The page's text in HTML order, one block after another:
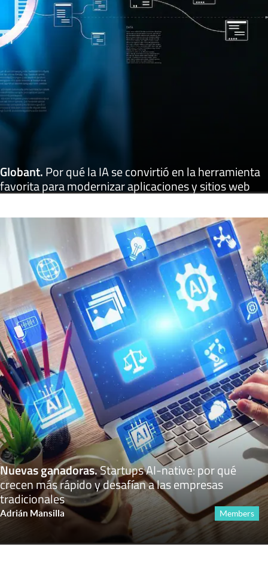
Globant.Por qué la IA se convirtió en la herramienta
favorita para modernizar aplicaciones y sitios web
Nuevas ganadoras.Startups AI-native: por qué
crecen más rápido y desafían a las empresas
tradicionales
Adrián Mansilla Members